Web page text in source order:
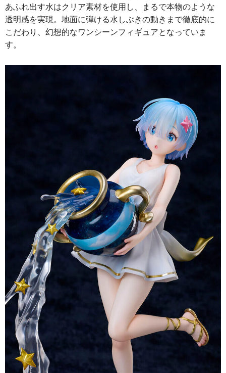
あふれ出す水はクリア素材を使用し、まるで本物のような
透明感を実現。地面に弾ける水しぶきの動きまで徹底的に
こだわり、幻想的なワンシーンフィギュアとなっていま
す。